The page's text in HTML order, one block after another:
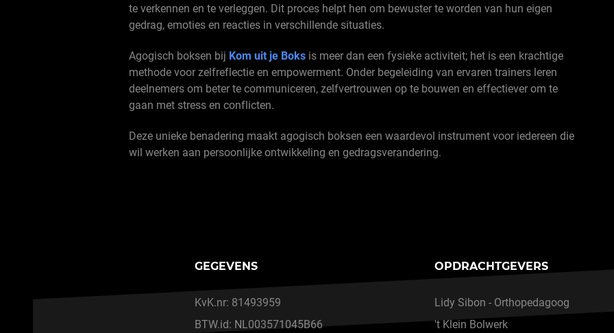
te verkennen en te verleggen. Dit proces helpt hen om bewuster te worden van hun eigen
gedrag, emoties en reacties in verschillende situaties.
Agogisch boksen bij Kom uit je Boksis meer dan een fysieke activiteit; het is een krachtige
methode voor zelfreflectie en empowerment. Onder begeleiding van ervaren trainers leren
deelnemers om beter te communiceren, zelfvertrouwen op te bouwen en effectiever om te
gaan met stress en conflicten.
Deze unieke benadering maakt agogisch boksen een waardevol instrument voor iedereen die
wil werken aan persoonlijke ontwikkeling en gedragsverandering.
GEGEVENS
KvK.nr: 81493959
BTW.id: NL003571045B66
OPDRACHTGEVERS
Lidy Sibon - Orthopedagoog
't Klein Bolwerk